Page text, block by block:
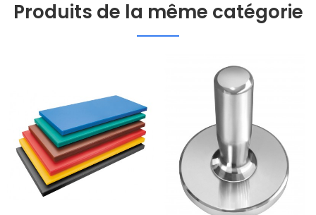
Produits de la même catégorie